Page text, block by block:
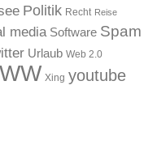
Politik Recht Reise
media Software Spam
Urlaub Web 2.0
Xing youtube